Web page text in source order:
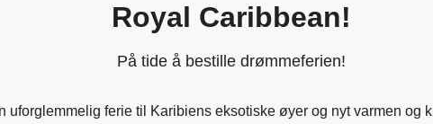
Royal Caribbean!
På tide å bestille drømmeferien!
uforglemmelig ferie til Karibiens eksotiske øyer og nyt varmen og